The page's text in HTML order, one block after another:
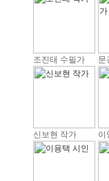
조진태 수필가 문
신보현 작가 이